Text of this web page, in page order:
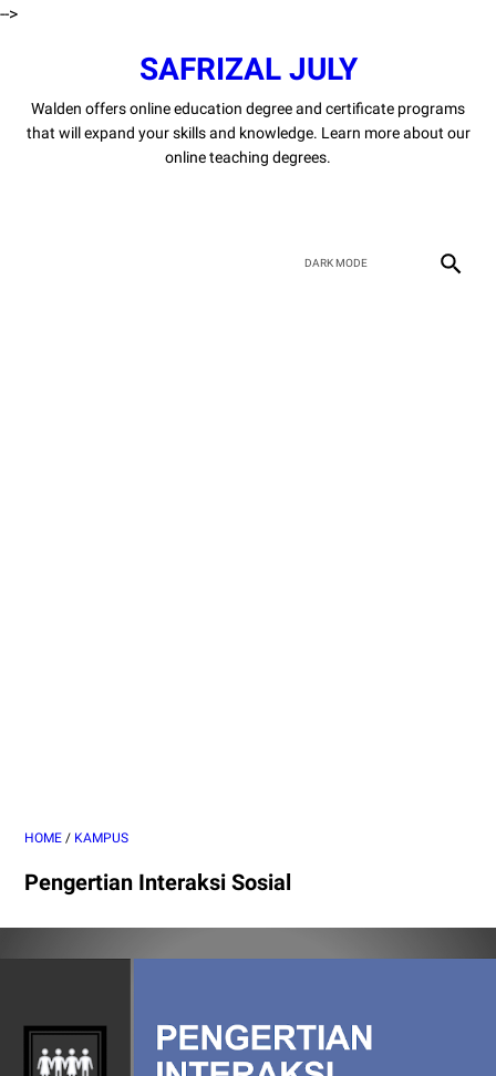
-->
SAFRIZAL JULY
Walden offers online education degree and certificate programs
that will expand your skills and knowledge. Learn more about our
online teaching degrees.
HOME / KAMPUS
Pengertian Interaksi Sosial